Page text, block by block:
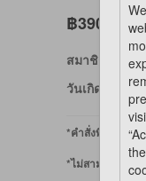
฿390
สมาชิกวีไอพี
วันเกิดวีไอพี
*คำสั่งพิเศษ
*ไม่สามารถออนไ